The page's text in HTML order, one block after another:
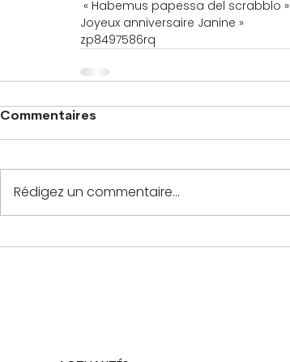
« Habemus papessa del scrabblo »
Joyeux anniversaire Janine »
zp8497586rq
Commentaires
Rédigez un commentaire...